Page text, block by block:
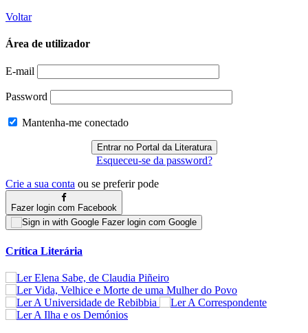
Voltar
Área de utilizador
E-mail
Password
Mantenha-me conectado
Esqueceu-se da password?
Crie a sua conta ou se preferir pode
Fazer login com Facebook
Fazer login com Google
Crítica Literária